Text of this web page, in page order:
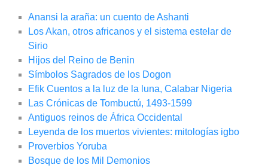
Anansi la araña: un cuento de Ashanti
Los Akan, otros africanos y el sistema estelar de
Sirio
Hijos del Reino de Benin
Símbolos Sagrados de los Dogon
Efik Cuentos a la luz de la luna, Calabar Nigeria
Las Crónicas de Tombuctú, 1493-1599
Antiguos reinos de África Occidental
Leyenda de los muertos vivientes: mitologías igbo
Proverbios Yoruba
Bosque de los Mil Demonios